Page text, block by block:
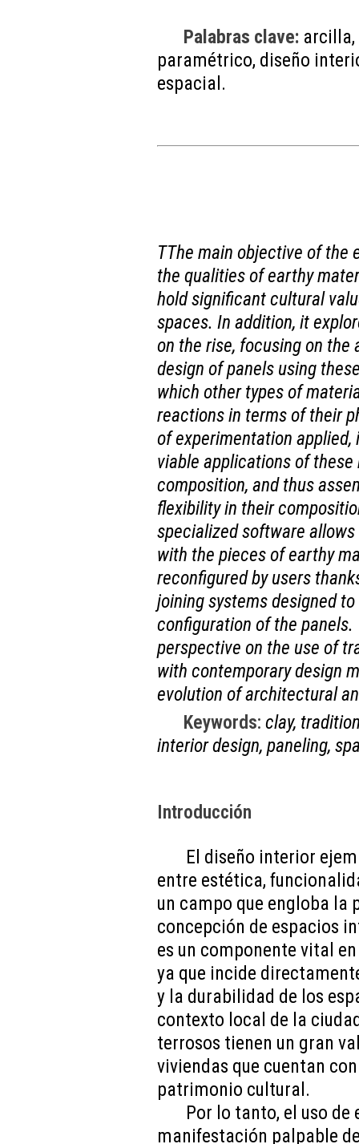
Palabras clave:
paramétrico, diseño
espacial.
TThe main objective of the
the qualities of earthy
hold significant cultural
spaces. In addition, it
on the rise, focusing on
design of panels using
which other types of
reactions in terms of their
of experimentation
viable applications of
composition, and thus
flexibility in their
specialized software
with the pieces of earthy
reconfigured by users
joining systems designed
configuration of the
perspective on the use of
with contemporary design
evolution of architectural
Keywords: clay,
interior design, paneling,
Introducción
El diseño interior
entre estética,
un campo que engloba la
concepción de espacios
es un componente vital
ya que incide
y la durabilidad de los
contexto local de la
terrosos tienen un gran
viviendas que cuentan
patrimonio cultural.
Por lo tanto, el uso
manifestación palpable